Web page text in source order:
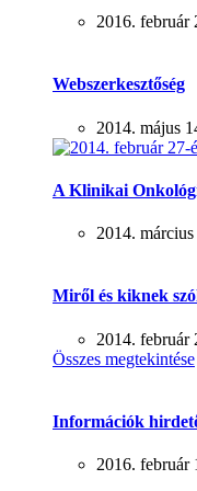
2016. február
Webszerkesztőség
2014. május
A Klinikai
2014. március
Miről és kiknek
2014. február
Összes megtekintése
Információk
2016. február